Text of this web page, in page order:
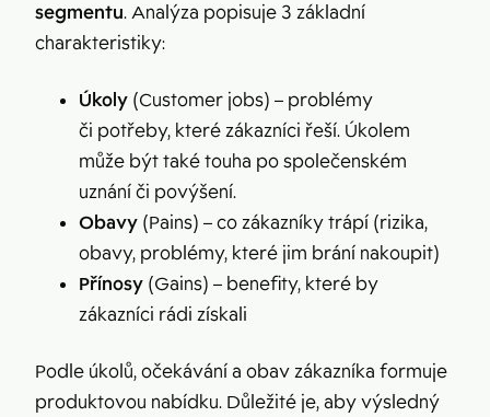
segmentu. Analýza popisuje 3 základní
charakteristiky:
Úkoly (Customer jobs) – problémy
či potřeby, které zákazníci řeší. Úkolem
může být také touha po společenském
uznání či povýšení.
Obavy (Pains) – co zákazníky trápí (rizika,
obavy, problémy, které jim brání nakoupit)
Přínosy (Gains) – benefity, které by
zákazníci rádi získali
Podle úkolů, očekávání a obav zákazníka formuje
produktovou nabídku. Důležité je, aby výsledný